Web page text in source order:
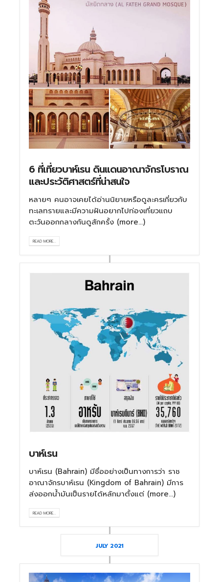
6 ที่เที่ยวบาห์เรน ดินแดนอาณาจักรโบราณ
และประวัติศาสตร์ที่น่าสนใจ
หลายๆ คนอาจเคยได้อ่านนิยายหรือดูละครเกี่ยวกับ
ทะเลทรายและมีความฝันอยากไปท่องเที่ยวแถบ
ตะวันออกกลางกันดูสักครั้ง (more…)
READ MORE...
บาห์เรน
บาห์เรน (Bahrain) มีชื่ออย่างเป็นทางการว่า ราช
อาณาจักรบาห์เรน (Kingdom of Bahrain) มีการ
ส่งออกน้ำมันเป็นรายได้หลักมาตั้งแต่ (more…)
READ MORE...
JULY 2021